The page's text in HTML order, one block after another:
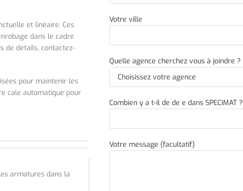
et linéaire. Ces
dans le cadre
de détails, contactez-
pour maintenir les
cale automatique pour
armatures dans la
Votre ville
Quelle agence cherchez vous à joindre ?
Combien y a t-il de de e dans SPECIMAT ?
Votre message (facultatif)